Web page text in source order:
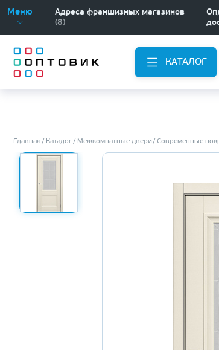
Меню
Адреса франшизных магазинов
(8)
КАТАЛОГ
Главная Каталог Межкомнатные двери Современные